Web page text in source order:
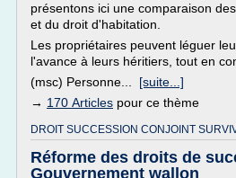
présentons ici une comparaison
et du droit d'habitation.
Les propriétaires peuvent léguer
l'avance à leurs héritiers, tout en
(msc) Personne... [suite...]
→ 170 Articles pour ce thème
DROIT SUCCESSION CONJOINT
Réforme des droits de
Gouvernement wallon